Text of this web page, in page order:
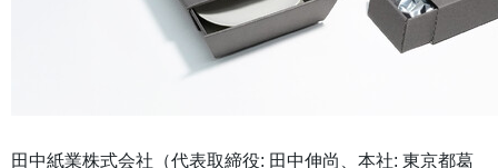
田中紙業株式会社（代表取締役: 田中伸尚、本社: 東京都葛